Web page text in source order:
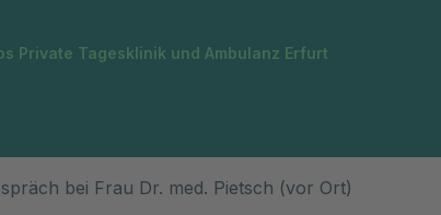
Private Tagesklinik und Ambulanz Erfurt
bei Frau Dr. med. Pietsch (vor Ort)